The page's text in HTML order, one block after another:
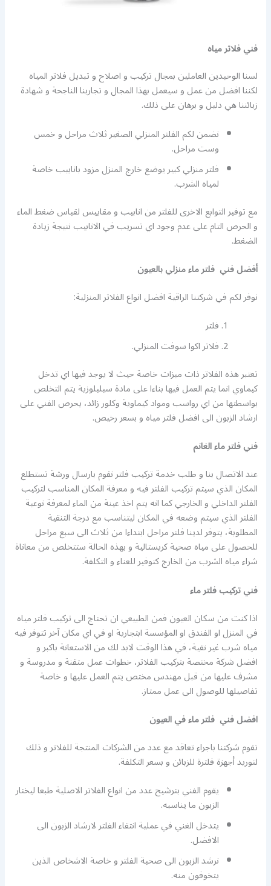
فني فلاتر مياه
لسنا الوحيدين العاملين بمجال تركيب و اصلاح و تبديل فلاتر المياه
لكننا افضل من عمل و سيعمل بهذا المجال و تجاربنا الناجحة و شهادة
زبائننا هي دليل و برهان على ذلك.
نضمن لكم الفلتر المنزلي الصغير ثلاث مراحل و خمس
وست مراحل.
فلتر منزلي كبير يوضع خارج المنزل مزود بانابيب خاصة
لمياه الشرب.
مع توفير التوابع الاخرى للفلتر من انابيب و مقاييس لقياس ضغط الماء
و الحرص التام على عدم وجود اي تسريب في الانابيب نتيجة زيادة
الضغط.
أفضل فني فلتر ماء منزلي بالعيون
نوفر لكم في شركتنا الراقية افضل انواع الفلاتر المنزلية:
فلتر
فلاتر اكوا سوفت المنزلي.
تعتبر هذه الفلاتر ذات ميزات خاصة حيث لا يوجد فيها اي تدخل
كيماوي انما يتم العمل فيها بناءا على مادة سيليلوزية يتم التخلص
بواسطتها من اي رواسب ومواد كيماوية وكلور زائد، يحرص الفني على
ارشاد الزبون الى افضل فلتر مياه و بسعر رخيص.
فني فلتر ماء الغانم
عند الاتصال بنا و طلب خدمة تركيب فلتر نقوم بارسال ورشة تستطلع
المكان الذي سيتم تركيب الفلتر فيه و معرفة المكان المناسب لتركيب
الفلتر الداخلي و الخارجي كما انه يتم اخذ عينة من الماء لمعرفة نوعية
الفلتر الذي سيتم وضعه في المكان ليتناسب مع درجة التنقية
المطلوبة، يتوفر لدينا فلتر مراحل ابتداءا من ثلاث الى سبع مراحل
للحصول على مياه صحية كريستالية و بهذه الحالة ستتخلص من معاناة
شراء مياه الشرب من الخارج كتوفير للعناء و التكلفة.
فني تركيب فلتر ماء
اذا كنت من سكان العيون فمن الطبيعي ان تحتاج الى تركيب فلتر مياه
في المنزل او الفندق او المؤسسة ابتجارية او في اي مكان آخر تتوفر فيه
مياه شرب غير نقية، في هذا الوقت لابد لك من الاستعانة باكبر و
افضل شركة مختصة بتركيب الفلاتر، خطوات عمل متقنة و مدروسة و
مشرف عليها من قبل مهندس مختص يتم العمل عليها و خاصة
تفاصيلها للوصول الى عمل ممتاز.
افضل فني فلتر ماء في العيون
تقوم شركتنا باجراء تعاقد مع عدد من الشركات المنتجة للفلاتر و ذلك
لتوريد أجهزة فلترة للزبائن و بسعر التكلفة.
يقوم الفني بترشيح عدد من انواع الفلاتر الاصلية طبعا ليختار
الزبون ما يناسبه.
يتدخل الغني في عملية انتقاء الفلتر لارشاد الزبون الى
الافضل.
نرشد الزبون الى صحية الفلتر و خاصة الاشخاص الذين
يتخوفون منه.